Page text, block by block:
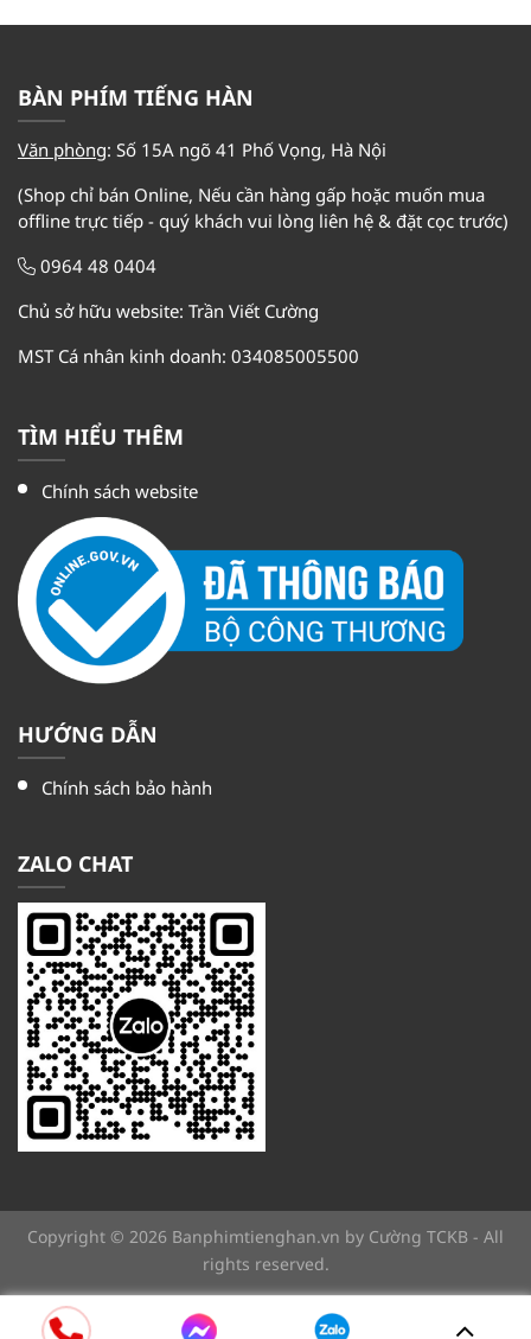
990.000₫. 850.000₫.
BÀN PHÍM TIẾNG HÀN
Văn phòng: Số 15A ngõ 41 Phố Vọng, Hà Nội
(Shop chỉ bán Online, Nếu cần hàng gấp hoặc muốn mua
offline trực tiếp - quý khách vui lòng liên hệ & đặt cọc trước)
0964 48 0404
Chủ sở hữu website: Trần Viết Cường
MST Cá nhân kinh doanh: 034085005500
TÌM HIỂU THÊM
Chính sách website
HƯỚNG DẪN
Chính sách bảo hành
ZALO CHAT
Copyright © 2026 Banphimtienghan.vn by Cường TCKB - All
rights reserved.